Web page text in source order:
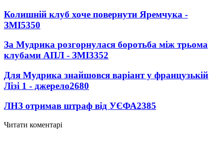
Колишній клуб хоче повернути Яремчука -
ЗМІ5350
За Мудрика розгорнулася боротьба між трьома
клубами АПЛ - ЗМІ3352
Для Мудрика знайшовся варіант у французькій
Лізі 1 - джерело2680
ЛНЗ отримав штраф від УЄФА2385
Читати коментарі